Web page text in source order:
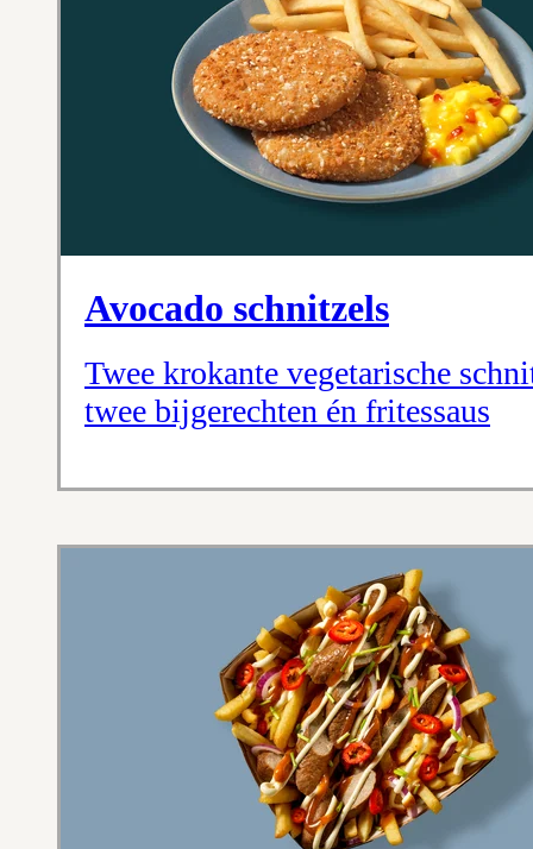
Avocado schnitzels
Twee krokante vegetarische
twee bijgerechten én fritessaus